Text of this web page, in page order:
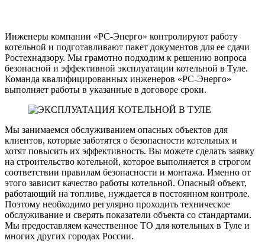
Инженеры компании «РС-Энерго» контролируют работу
котельной и подготавливают пакет документов для ее сдачи
Ростехнадзору. Мы грамотно подходим к решению вопроса
безопасной и эффективной эксплуатации котельной в Туле.
Команда квалифицированных инженеров «РС-Энерго»
выполняет работы в указанные в договоре сроки.
Мы занимаемся обслуживанием опасных объектов для
клиентов, которые заботятся о безопасности котельных и
хотят повысить их эффективность. Вы можете сделать заявку
на строительство котельной, которое выполняется в строгом
соответствии правилам безопасности и монтажа. Именно от
этого зависит качество работы котельной. Опасный объект,
работающий на топливе, нуждается в постоянном контроле.
Поэтому необходимо регулярно проходить техническое
обслуживание и сверять показатели объекта со стандартами.
Мы предоставляем качественное ТО для котельных в Туле и
многих других городах России.